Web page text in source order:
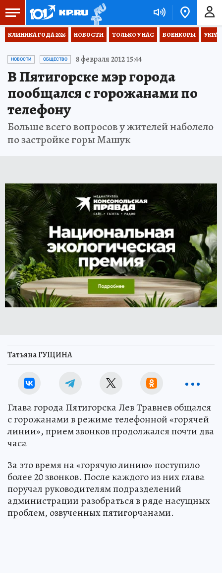
КЛИНИКА ГОДА 2026 НОВОСТИ ТОЛЬКО У НАС ВОЕНКОРЫ
НОВОСТИ ОБЩЕСТВО 8 февраля 2012 15:44
В Пятигорске мэр города
пообщался с горожанами по
телефону
Больше всего вопросов у жителей наболело
по застройке горы Машук
Татьяна ГУЩИНА
Глава города Пятигорска Лев Травнев общался
с горожанами в режиме телефонной «горячей
линии», прием звонков продолжался почти два
часа
За это время на «горячую линию» поступило
более 20 звонков. После каждого из них глава
поручал руководителям подразделений
администрации разобраться в ряде насущных
проблем, озвученных пятигорчанами.